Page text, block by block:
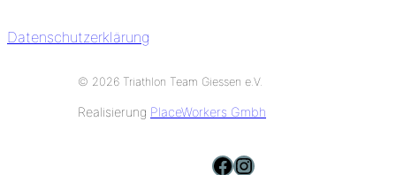
Datenschutzerklärung
© 2026 Triathlon Team Giessen e.V.
Realisierung PlaceWorkers Gmbh
facebook instagram